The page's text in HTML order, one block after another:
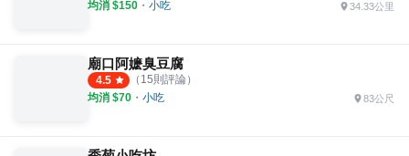
均消 $150 ・ 小吃 34.33公里
廟口阿嬷臭豆腐
4.5 （ 15則評論）
均消 $70 ・ 小吃 83公尺